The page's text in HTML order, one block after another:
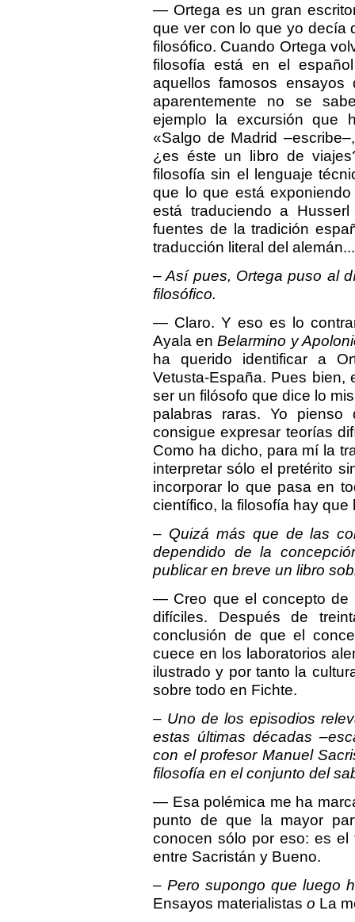
— Ortega es un gran
que ver con lo que yo decía
filosófico. Cuando Ortega
filosofía está en el
aquellos famosos
aparentemente no se
ejemplo la excursión que
«Salgo de Madrid
¿es éste un libro de
filosofía sin el lenguaje
que lo que está
está traduciendo a
fuentes de la tradición
traducción literal del alemán...
– Así pues, Ortega puso al
filosófico.
— Claro. Y eso es lo
Ayala enBelarmino y
ha querido identificar a
Vetusta-España. Pues bien,
ser un filósofo que dice lo
palabras raras. Yo
consigue expresar teorías
Como ha dicho, para mí la
interpretar sólo el pretérito
incorporar lo que pasa en
científico, la filosofía hay
– Quizá más que de las
dependido de la
publicar en breve un libro
— Creo que el concepto de
difíciles. Después de
conclusión de que el
cuece en los laboratorios
ilustrado y por tanto la
sobre todo en Fichte.
– Uno de los episodios
estas últimas décadas
con el profesor Manuel
filosofía en el conjunto del
— Esa polémica me ha
punto de que la mayor
conocen sólo por eso: es
entre Sacristán y Bueno.
– Pero supongo que luego
Ensayos materialistas o La